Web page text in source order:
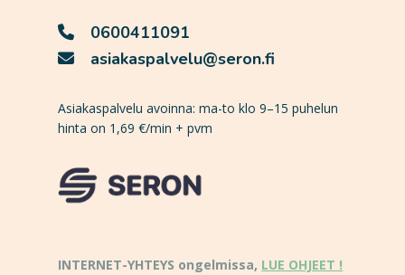
0600411091
asiakaspalvelu@seron.fi
Asiakaspalvelu avoinna: ma-to klo 9–15 puhelun
hinta on 1,69 €/min + pvm
INTERNET-YHTEYS ongelmissa, LUE OHJEET !